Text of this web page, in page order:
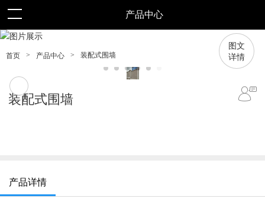
产品中心
首页 > 产品中心 > 装配式围墙
图文
详情
装配式围墙
产品详情